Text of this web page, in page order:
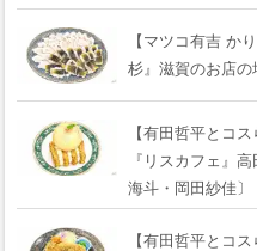
【マツコ有吉 か
杉』滋賀のお店の
【有田哲平とコ
『リスカフェ』
海斗・岡田紗佳〕
【有田哲平とコ